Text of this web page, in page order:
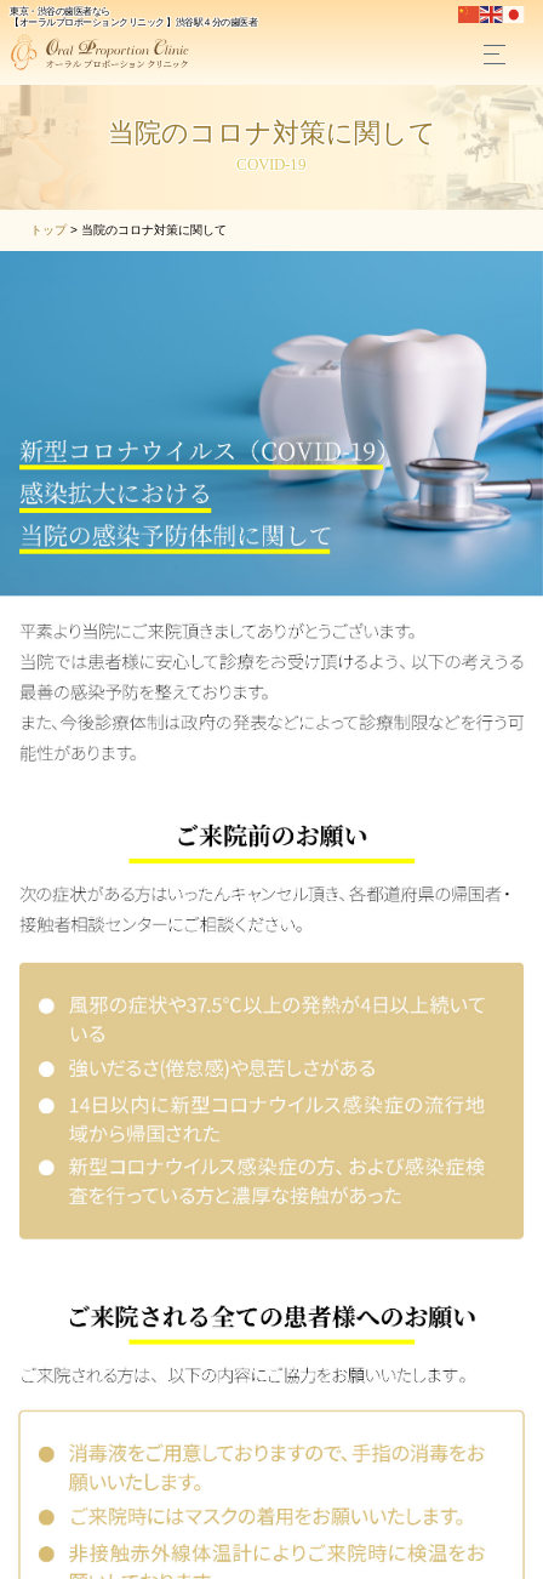
東京・渋谷の歯医者なら
【オーラルプロポーションクリニック 】渋谷駅４分の歯医者
当院のコロナ対策に関して
COVID-19
トップ> 当院のコロナ対策に関して